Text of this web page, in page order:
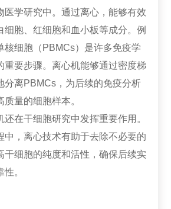
医学研究中。通过离心，能够有效
细胞、红细胞和血小板等成分。例
核细胞（PBMCs）是许多免疫学
重要步骤。离心机能够通过密度梯
分离PBMCs，为后续的免疫分析
量的细胞样本。
在干细胞研究中发挥重要作用。
中，离心技术有助于去除不必要的
干细胞的纯度和活性，确保后续实
。